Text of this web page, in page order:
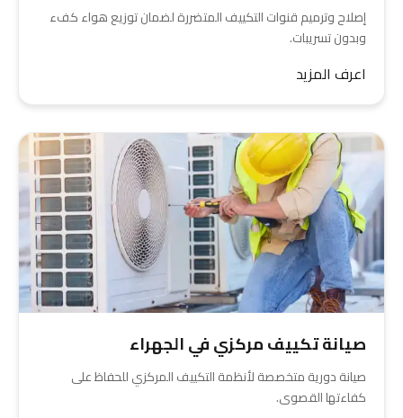
إصلاح وترميم قنوات التكييف المتضررة لضمان توزيع هواء كفء
وبدون تسريبات.
اعرف المزيد
صيانة تكييف مركزي في الجهراء
صيانة دورية متخصصة لأنظمة التكييف المركزي للحفاظ على
كفاءتها القصوى.